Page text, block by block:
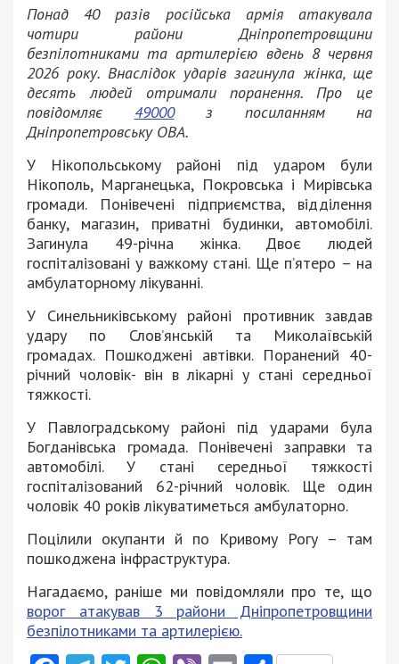
Понад 40 разів російська армія атакувала
чотири райони Дніпропетровщини
безпілотниками та артилерією вдень 8 червня
2026 року. Внаслідок ударів загинула жінка, ще
десять людей отримали поранення. Про це
повідомляє 49000з посиланням на
Дніпропетровську ОВА.
У Нікопольському районі під ударом були
Нікополь, Марганецька, Покровська і Мирівська
громади. Понівечені підприємства, відділення
банку, магазин, приватні будинки, автомобілі.
Загинула 49-річна жінка. Двоє людей
госпіталізовані у важкому стані. Ще п’ятеро – на
амбулаторному лікуванні.
У Синельниківському районі противник завдав
удару по Слов’янській та Миколаївській
громадах. Пошкоджені автівки. Поранений 40-
річний чоловік- він в лікарні у стані середньої
тяжкості.
У Павлоградському районі під ударами була
Богданівська громада. Понівечені заправки та
автомобілі. У стані середньої тяжкості
госпіталізований 62-річний чоловік. Ще один
чоловік 40 років лікуватиметься амбулаторно.
Поцілили окупанти й по Кривому Рогу – там
пошкоджена інфраструктура.
Нагадаємо, раніше ми повідомляли про те, що
ворог атакував 3 райони Дніпропетровщини
безпілотниками та артилерією.